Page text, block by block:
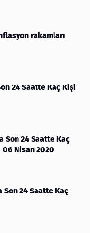
rakamları
24 Saatte Kaç Kişi
Son 24 Saatte Kaç
Nisan 2020
Son 24 Saatte Kaç